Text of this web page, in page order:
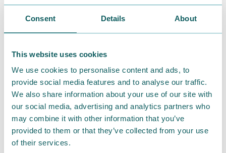
Consent Details About
This website uses cookies
We use cookies to personalise content and ads, to
provide social media features and to analyse our traffic.
We also share information about your use of our site with
our social media, advertising and analytics partners who
may combine it with other information that you’ve
provided to them or that they’ve collected from your use
of their services.
【MOOMIN CAFE STAND（ムーミンカフェス
タンド） ストア情報】
■ラフォーレ原宿 キッチンカー
[住所]
ラフォーレ原宿（1F駐車場横）
〒150-0001東京都渋谷区神宮前